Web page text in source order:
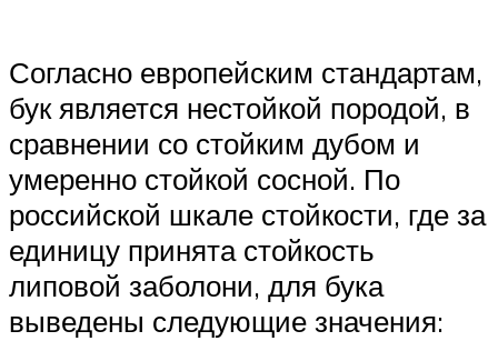
Согласно европейским стандартам,
бук является нестойкой породой, в
сравнении со стойким дубом и
умеренно стойкой сосной. По
российской шкале стойкости, где за
единицу принята стойкость
липовой заболони, для бука
выведены следующие значения: